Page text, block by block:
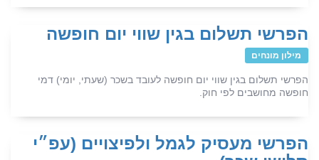
הפרשי תשלום בגין שווי יום חופשה
מילון מונחים
הפרשי תשלום בגין שווי יום חופשה לעובד בשכר (שעתי, יומי) דמי
חופשה מחושבים לפי חוק.
הפרשי מעסיק לגמל ולפיצויים (עפ״י